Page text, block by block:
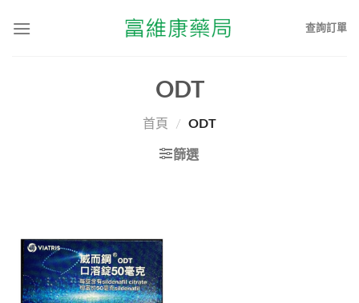
查詢訂單
ODT
首頁 / ODT
篩選